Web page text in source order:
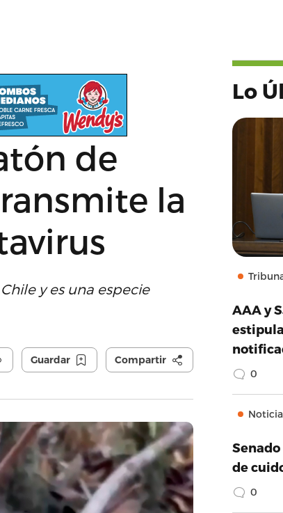
de
la
y es una especie
Guardar Compartir
Lo
AAA y
0
de
0